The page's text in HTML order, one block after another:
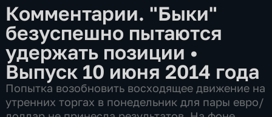
Комментарии. "Быки"
безуспешно пытаются
удержать позиции •
Выпуск 10 июня 2014 года
Попытка возобновить восходящее движение на
утренних торгах в понедельник для пары евро/